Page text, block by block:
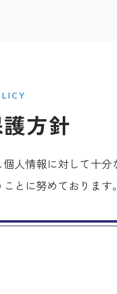
方針
人情報に対して十分
とに努めております。